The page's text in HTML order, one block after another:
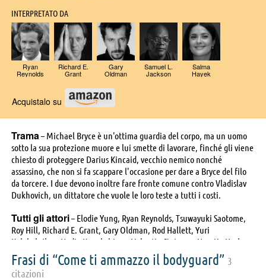
INTERPRETATO DA
Ryan
Reynolds
Richard E.
Grant
Gary
Oldman
Samuel L.
Jackson
Salma
Hayek
Acquistalo su
Trama– Michael Bryce è un'ottima guardia del corpo, ma un uomo
sotto la sua protezione muore e lui smette di lavorare, finché gli viene
chiesto di proteggere Darius Kincaid, vecchio nemico nonché
assassino, che non si fa scappare l'occasione per dare a Bryce del filo
da torcere. I due devono inoltre fare fronte comune contro Vladislav
Dukhovich, un dittatore che vuole le loro teste a tutti i costi.
Tutti gli attori– Elodie Yung, Ryan Reynolds, Tsuwayuki Saotome,
Roy Hill, Richard E. Grant, Gary Oldman, Rod Hallett, Yuri
Kolokolnikov, Nadia Konakchieva, Valentin Stojanov, Noortje Herlaar,
Georgie Glen, Michael Gor, Barry Atsma, Ralitsa Vassileva, Abigail
McLoughlin, Bradley John, Mariana Vekilska, Sophia Vassili, Kirsty
Frasi di “Come ti ammazzo il bodyguard” 3
citazioni